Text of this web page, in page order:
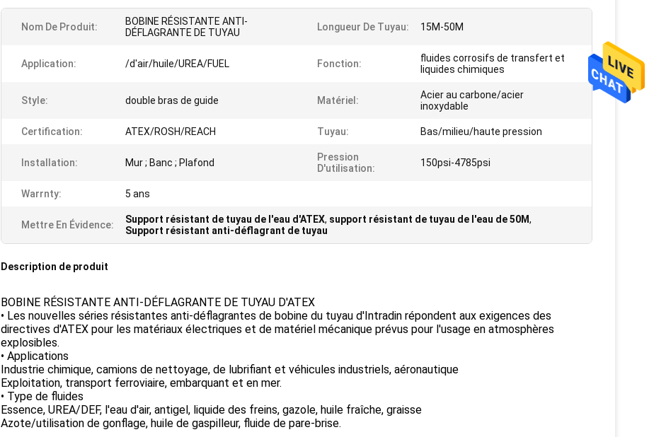
Nom De Produit:
BOBINE RÉSISTANTE ANTI-
DÉFLAGRANTE DE TUYAU
Longueur De Tuyau: 15M-50M
Application: /d'air/huile/UREA/FUEL Fonction:
fluides corrosifs de transfert et
liquides chimiques
Style: double bras de guide Matériel:
Acier au carbone/acier
inoxydable
Certification: ATEX/ROSH/REACH Tuyau: Bas/milieu/haute pression
Installation: Mur ; Banc ; Plafond
Pression
D'utilisation:
150psi-4785psi
Warrnty: 5 ans
Mettre En Évidence: Support résistant de tuyau de l'eau d'ATEX, support résistant de tuyau de l'eau de 50M,
Support résistant anti-déflagrant de tuyau
Description de produit
BOBINE RÉSISTANTE ANTI-DÉFLAGRANTE DE TUYAU D'ATEX
• Les nouvelles séries résistantes anti-déflagrantes de bobine du tuyau d'Intradin répondent aux exigences des
directives d'ATEX pour les matériaux électriques et de matériel mécanique prévus pour l'usage en atmosphères
explosibles.
• Applications
Industrie chimique, camions de nettoyage, de lubrifiant et véhicules industriels, aéronautique
Exploitation, transport ferroviaire, embarquant et en mer.
• Type de fluides
Essence, UREA/DEF, l'eau d'air, antigel, liquide des freins, gazole, huile fraîche, graisse
Azote/utilisation de gonflage, huile de gaspilleur, fluide de pare-brise.